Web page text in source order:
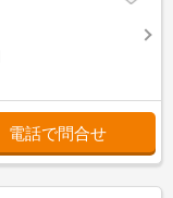
電話で問合せ